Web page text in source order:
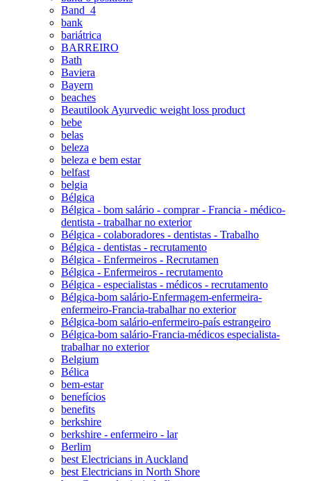
Band_4
bank
bariátrica
BARREIRO
Bath
Baviera
Bayern
beaches
Beautilook Ayurvedic weight loss product
bebe
belas
beleza
beleza e bem estar
belfast
belgia
Bélgica
Bélgica - bom salário - comprar - Francia - médico-
dentista - trabalhar no exterior
Bélgica - colaboradores - dentistas - Trabalho
Bélgica - dentistas - recrutamento
Bélgica - Enfermeiros - Recrutamen
Bélgica - Enfermeiros - recrutamento
Bélgica - especialistas - médicos - recrutamento
Bélgica-bom salário-Enfermagem-enfermeira-
enfermeiro-Francia-trabalhar no exterior
Bélgica-bom salário-enfermeiro-país estrangeiro
Bélgica-bom salário-Francia-médicos especialista-
trabalhar no exterior
Belgium
Bélica
bem-estar
benefícios
benefits
berkshire
berkshire - enfermeiro - lar
Berlim
best Electricians in Auckland
best Electricians in North Shore